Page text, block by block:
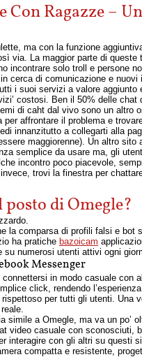
Ragazze –
ma con la funzione
via. La maggior parte di
incontrare solo troll e persone
cerca di comunicazione e nuovi
i suoi servizi a valore
costosi. Ben il 50% delle
di caht dal vivo sono un altro
affrontare il problema e
innanzitutto a collegarti alla
maggiorenne). Un altro
semplice da usare ma, gli
incontro poco piacevole,
trovi la finestra per
di Omegle?
la comparsa di profili falsi e
ha pratiche bazoicam
su numerosi utenti attivi ogni
Messenger
in modo casuale
click, rendendo
per tutti gli utenti.
simile a Omegle, ma va un po’
video casuale con sconosciuti,
interagire con gli altri su questi
compatta e resistente,